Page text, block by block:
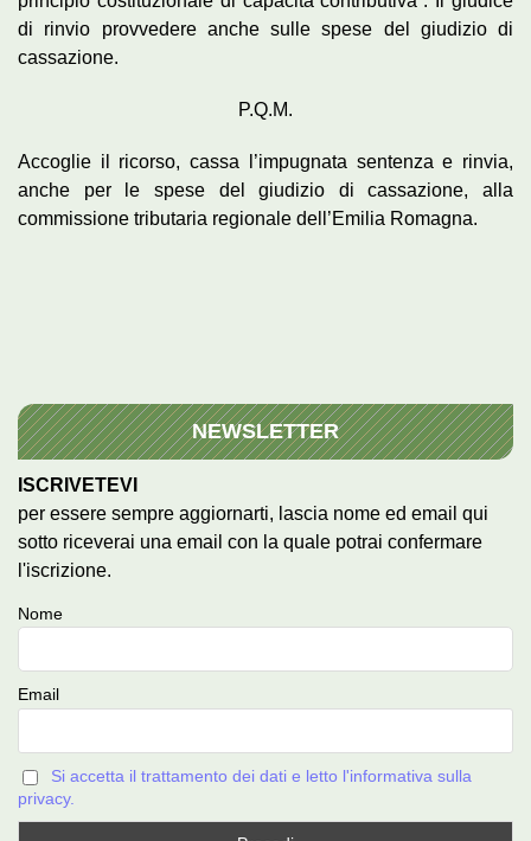
di rinvio provvedere anche sulle spese del giudizio di
cassazione.
P.Q.M.
Accoglie il ricorso, cassa l’impugnata sentenza e rinvia,
anche per le spese del giudizio di cassazione, alla
commissione tributaria regionale dell’Emilia Romagna.
NEWSLETTER
ISCRIVETEVI
per essere sempre aggiornarti, lascia nome ed email qui
sotto riceverai una email con la quale potrai confermare
l'iscrizione.
Nome
Email
Si accetta il trattamento dei dati e letto l'informativa sulla
privacy.